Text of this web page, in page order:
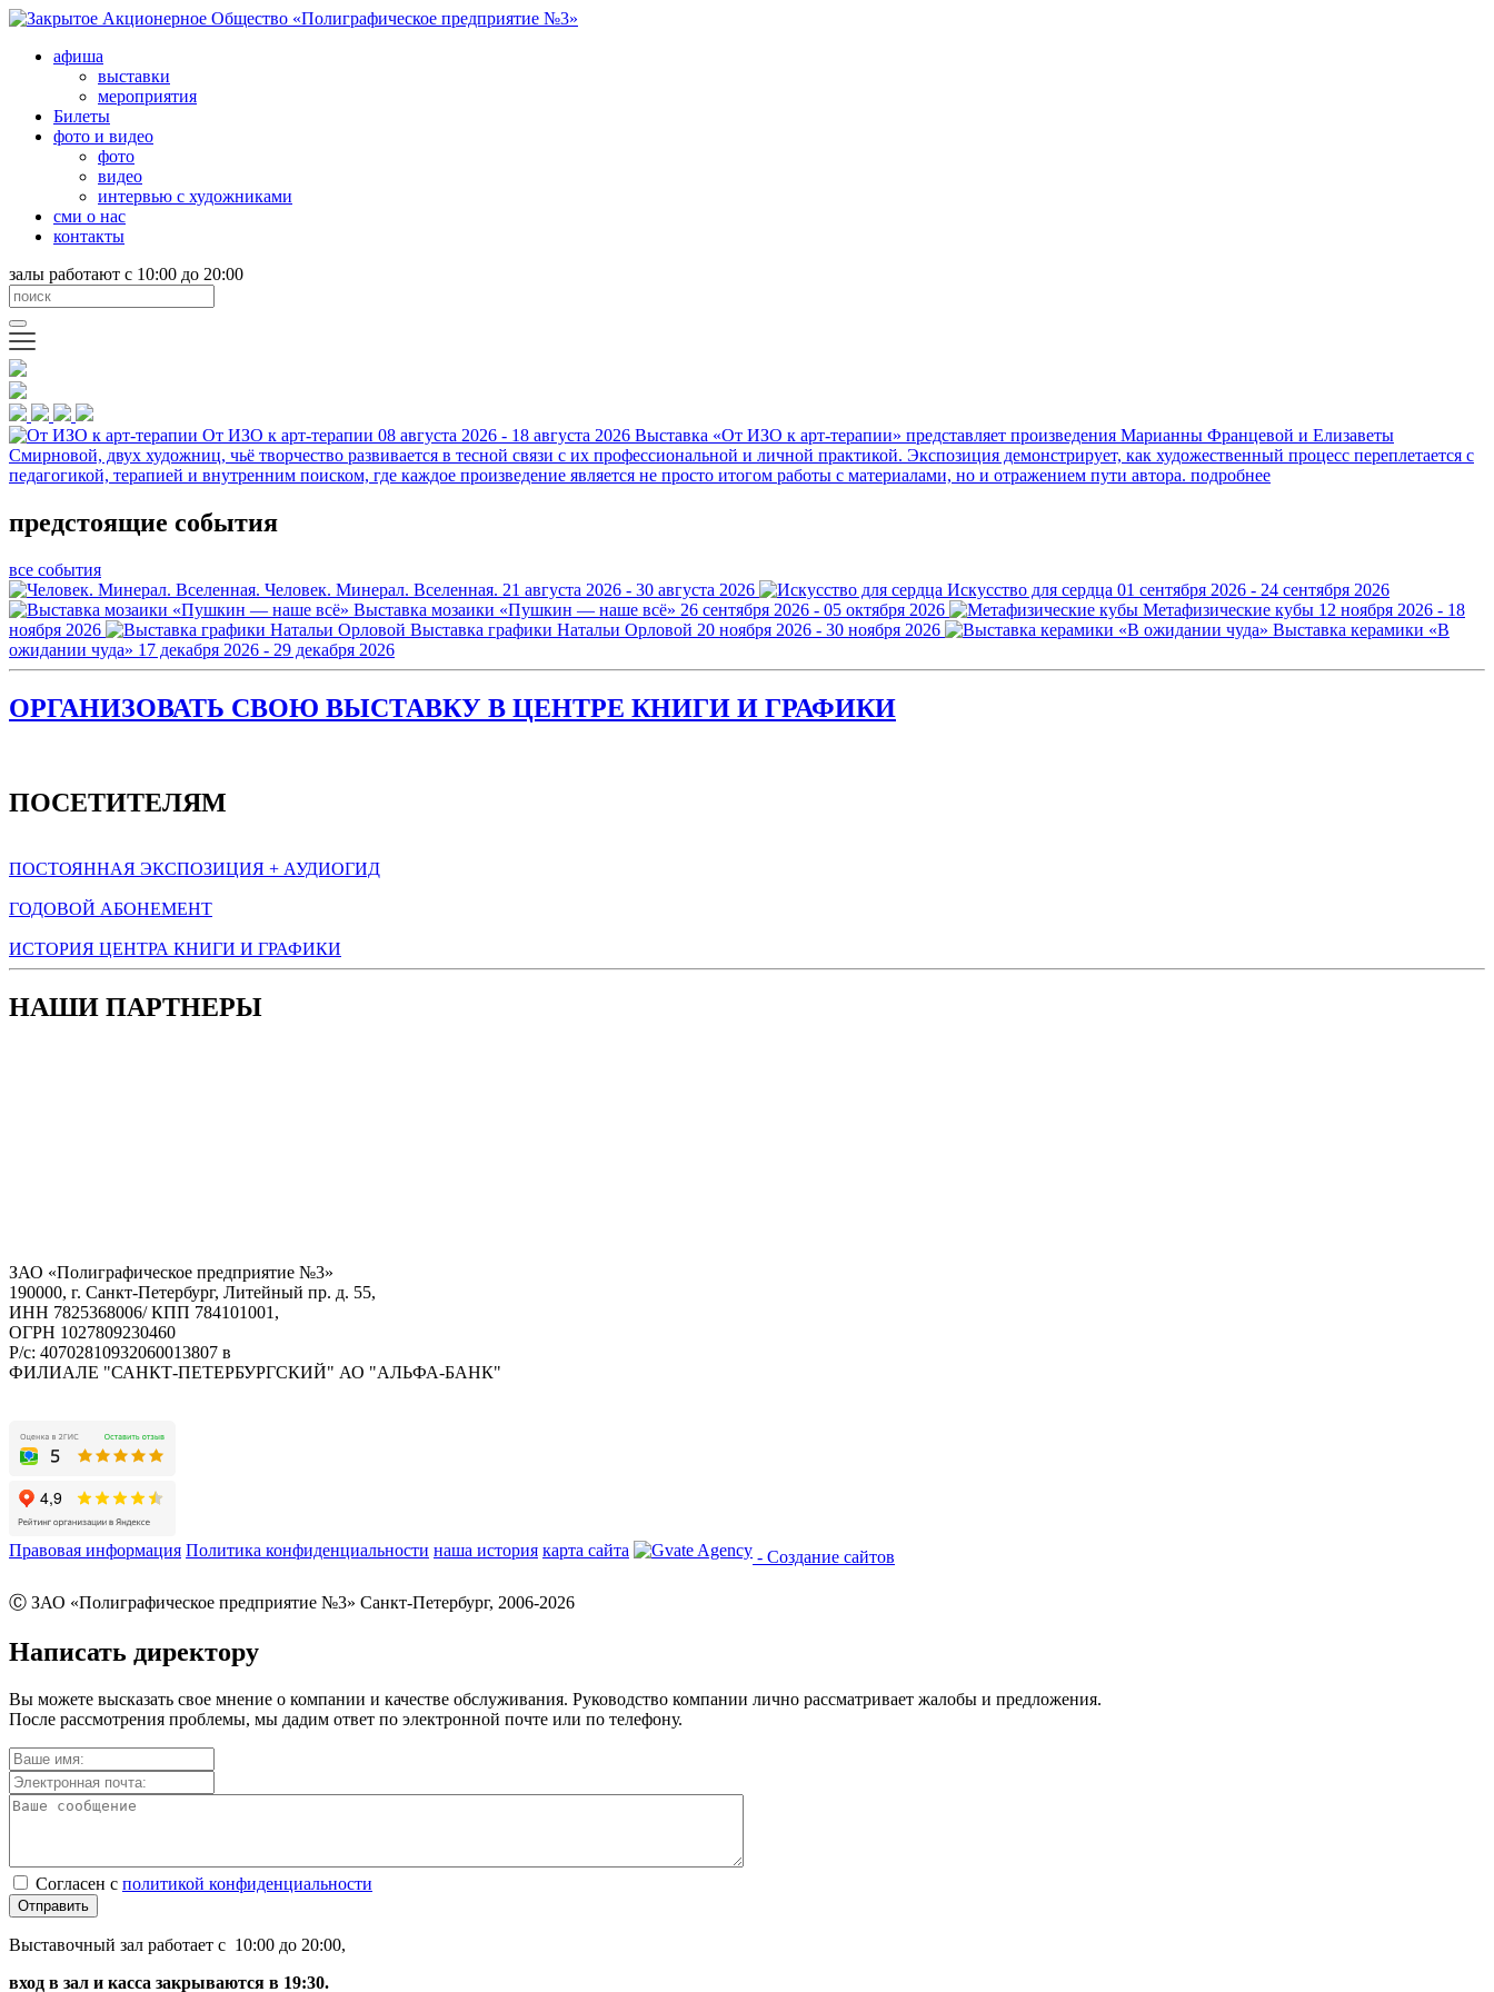
афиша
выставки
мероприятия
Билеты
фото и видео
фото
видео
интервью с художниками
сми о нас
контакты
залы работают с 10:00 до 20:00
От ИЗО к арт-терапии 08 августа 2026 - 18 августа 2026 Выставка «От ИЗО к арт-терапии» представляет произведения Марианны Францевой и Елизаветы
Смирновой, двух художниц, чьё творчество развивается в тесной связи с их профессиональной и личной практикой. Экспозиция демонстрирует, как художественный процесс переплетается с
педагогикой, терапией и внутренним поиском, где каждое произведение является не просто итогом работы с материалами, но и отражением пути автора. подробнее
предстоящие события
все события
Человек. Минерал. Вселенная. 21 августа 2026 - 30 августа 2026 Искусство для сердца 01 сентября 2026 - 24 сентября 2026
Выставка мозаики «Пушкин — наше всё» 26 сентября 2026 - 05 октября 2026 Метафизические кубы 12 ноября 2026 - 18
ноября 2026
Выставка графики Натальи Орловой 20 ноября 2026 - 30 ноября 2026
Выставка керамики «В
ожидании чуда» 17 декабря 2026 - 29 декабря 2026
ОРГАНИЗОВАТЬ СВОЮ ВЫСТАВКУ В ЦЕНТРЕ КНИГИ И ГРАФИКИ
ПОСЕТИТЕЛЯМ
ПОСТОЯННАЯ ЭКСПОЗИЦИЯ + АУДИОГИД
ГОДОВОЙ АБОНЕМЕНТ
ИСТОРИЯ ЦЕНТРА КНИГИ И ГРАФИКИ
НАШИ ПАРТНЕРЫ
ЗАО «Полиграфическое предприятие №3»
190000, г. Санкт-Петербург, Литейный пр. д. 55,
ИНН 7825368006/ КПП 784101001,
ОГРН 1027809230460
Р/с: 40702810932060013807 в
ФИЛИАЛЕ "САНКТ-ПЕТЕРБУРГСКИЙ" АО "АЛЬФА-БАНК"
Правовая информация Политика конфиденциальности наша история карта сайта - Создание сайтов
Ⓒ ЗАО «Полиграфическое предприятие №3» Санкт-Петербург, 2006-2026
Написать директору
Вы можете высказать свое мнение о компании и качестве обслуживания. Руководство компании лично рассматривает жалобы и предложения.
После рассмотрения проблемы, мы дадим ответ по электронной почте или по телефону.
Согласен с политикой конфиденциальности
Отправить
Выставочный зал работает с 10:00 до 20:00,
вход в зал и касса закрываются в 19:30.